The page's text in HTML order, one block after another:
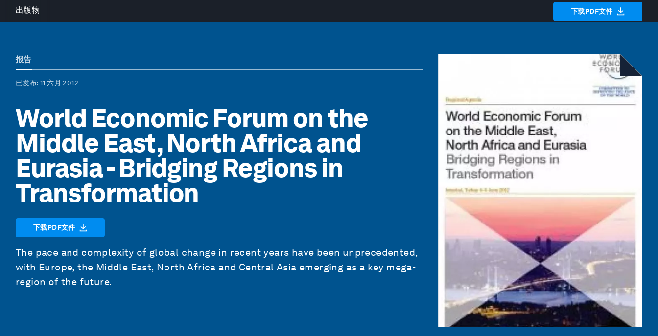
出版物 下载PDF文件
报告
已发布: 11 六月 2012
World Economic Forum on the
Middle East, North Africa and
Eurasia - Bridging Regions in
Transformation
下载PDF文件
The pace and complexity of global change in recent years have been unprecedented,
with Europe, the Middle East, North Africa and Central Asia emerging as a key mega-
region of the future.